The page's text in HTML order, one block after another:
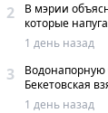
2
В мэрии
которые
1 день назад
3
Бекетовская
1 день назад